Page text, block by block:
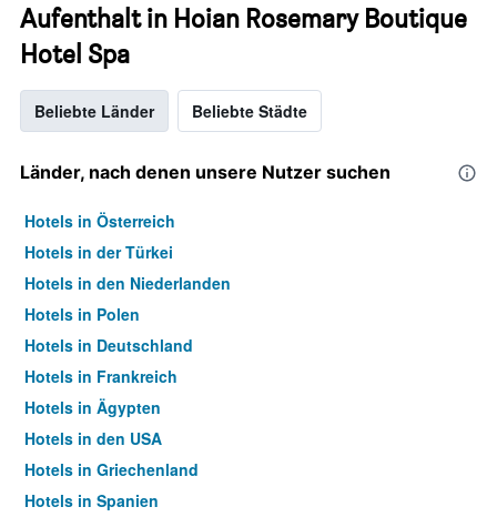
Aufenthalt in Hoian Rosemary Boutique
Hotel Spa
Beliebte Länder Beliebte Städte
Länder, nach denen unsere Nutzer suchen
Hotels in Österreich
Hotels in der Türkei
Hotels in den Niederlanden
Hotels in Polen
Hotels in Deutschland
Hotels in Frankreich
Hotels in Ägypten
Hotels in den USA
Hotels in Griechenland
Hotels in Spanien